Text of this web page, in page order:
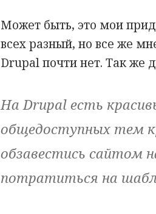
Может быть, это мои
всех разный, но все же
Drupal почти нет. Так же
На Drupal есть
общедоступных тем
обзавестись сайтом
потратиться на